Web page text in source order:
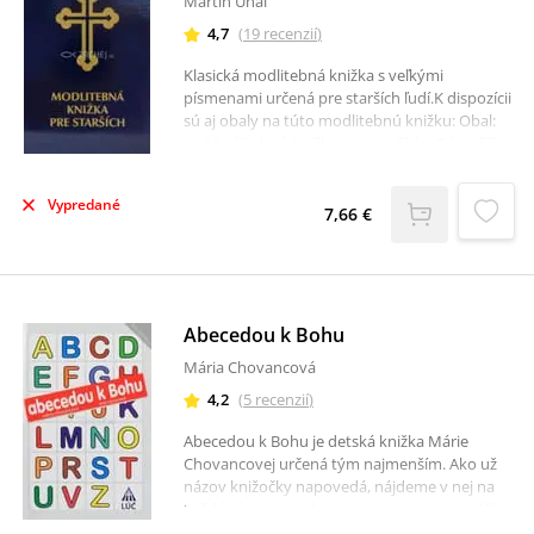
4,7 (19 recenzií)
Klasická modlitebná knižka s veľkými
písmenami určená pre starších ľudí.K dispozícii
sú aj obaly na túto modlitebnú knižku: Obal:
Vypredané 7,66 €
Abecedou k Bohu
Mária Chovancová
4,2 (5 recenzií)
Abecedou k Bohu je detská knižka Márie
Chovancovej určená tým najmenším. Ako už
názov knižočky napovedá, nájdeme v nej na
každé písmenko abecedy veršovanú básničku.